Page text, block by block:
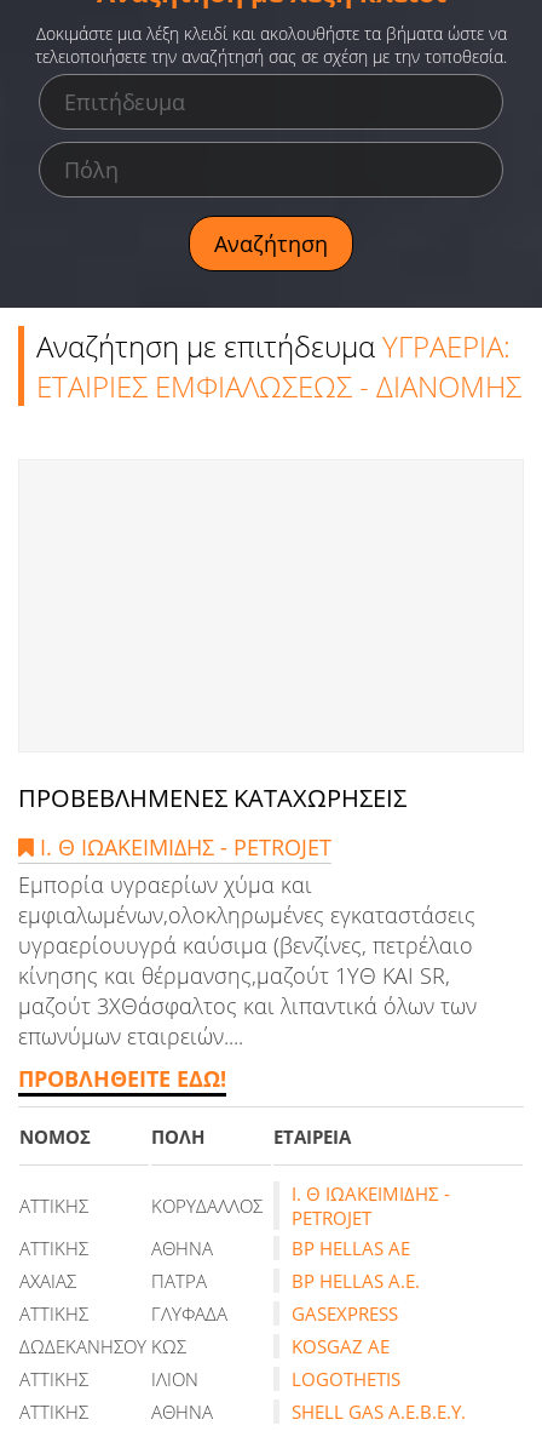
Ειδήσεις
Παιχνίδια
Ραδιόφωνο
Ταινίες
Δοκιμάστε μια λέξη κλειδί και ακολουθήστε τα βήματα ώστε να
τελειοποιήσετε την αναζήτησή σας σε σχέση με την τοποθεσία.
Αναζήτηση με επιτήδευμαΥΓΡΑΕΡΙΑ:
ΕΤΑΙΡΙΕΣ ΕΜΦΙΑΛΩΣΕΩΣ - ΔΙΑΝΟΜΗΣ
ΠΡΟΒΕΒΛΗΜΕΝΕΣ ΚΑΤΑΧΩΡΗΣΕΙΣ
Ι. Θ ΙΩΑΚΕΙΜΙΔΗΣ - PETROJET
Εμπορία υγραερίων χύμα και
εμφιαλωμένων,ολοκληρωμένες εγκαταστάσεις
υγραερίουυγρά καύσιμα (βενζίνες, πετρέλαιο
κίνησης και θέρμανσης,μαζούτ 1ΥΘ ΚΑΙ SR,
μαζούτ 3ΧΘάσφαλτος και λιπαντικά όλων των
επωνύμων εταιρειών....
ΠΡΟΒΛΗΘΕΙΤΕ ΕΔΩ!
ΝΟΜΟΣ ΠΟΛΗ ΕΤΑΙΡΕΙΑ
ΑΤΤΙΚΗΣ ΚΟΡΥΔΑΛΛΟΣ
Ι. Θ ΙΩΑΚΕΙΜΙΔΗΣ -
PETROJET
ΑΤΤΙΚΗΣ
ΑΘΗΝΑ
BP HELLAS AE
ΑΧΑΙΑΣ
ΠΑΤΡΑ
BP HELLAS Α.Ε.
ΑΤΤΙΚΗΣ
ΓΛΥΦΑΔΑ
GASEXPRESS
ΔΩΔΕΚΑΝΗΣΟΥ ΚΩΣ
KOSGAZ ΑΕ
ΑΤΤΙΚΗΣ
ΙΛΙΟΝ
LOGOTHETIS
ΑΤΤΙΚΗΣ
ΑΘΗΝΑ
SHELL GAS Α.Ε.Β.Ε.Υ.